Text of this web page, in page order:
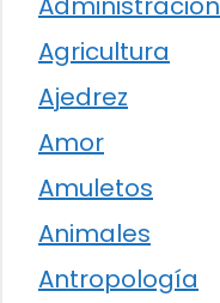
Agricultura
Ajedrez
Amor
Amuletos
Animales
Antropología